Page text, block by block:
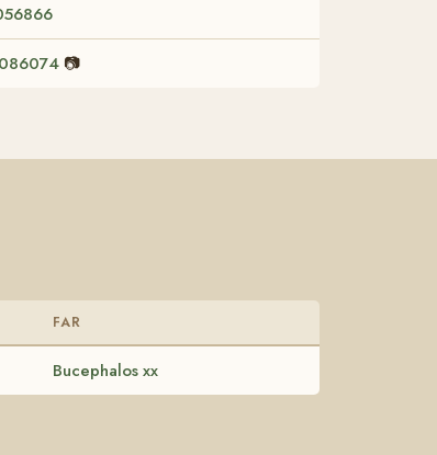
📷
FAR
Bucephalos xx